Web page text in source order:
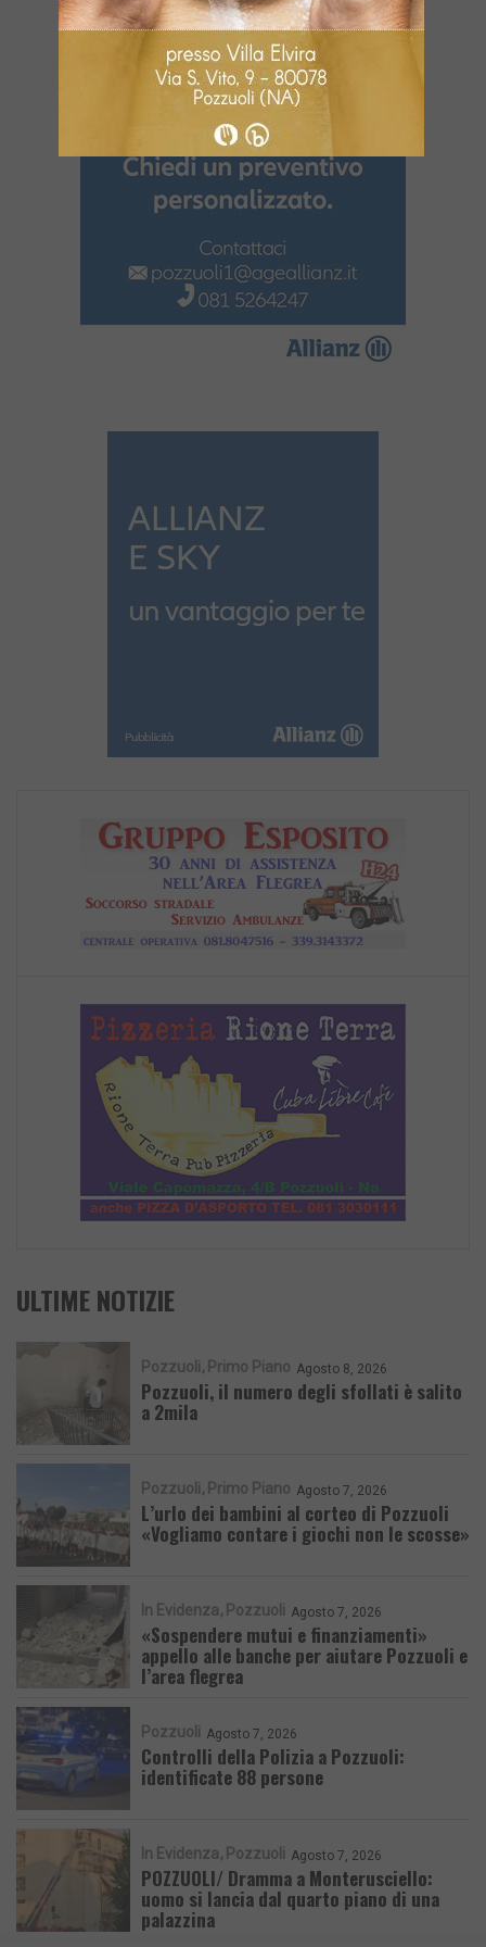
ULTIME NOTIZIE
Pozzuoli Primo Piano Agosto 8, 2026
Pozzuoli, il numero degli sfollati è salito
a 2mila
Pozzuoli Primo Piano Agosto 7, 2026
L’urlo dei bambini al corteo di Pozzuoli
«Vogliamo contare i giochi non le scosse»
In Evidenza Pozzuoli Agosto 7, 2026
«Sospendere mutui e finanziamenti»
appello alle banche per aiutare Pozzuoli e
l’area flegrea
Pozzuoli Agosto 7, 2026
Controlli della Polizia a Pozzuoli:
identificate 88 persone
In Evidenza Pozzuoli Agosto 7, 2026
POZZUOLI/ Dramma a Monterusciello:
uomo si lancia dal quarto piano di una
palazzina